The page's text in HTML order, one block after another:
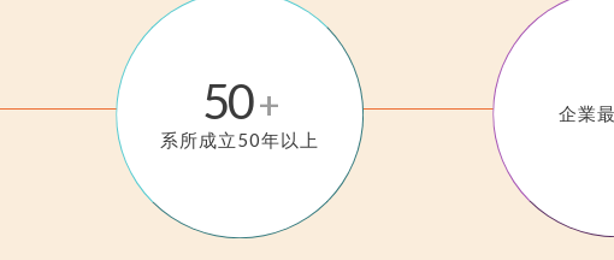
50+
系所成立50年以上
企業